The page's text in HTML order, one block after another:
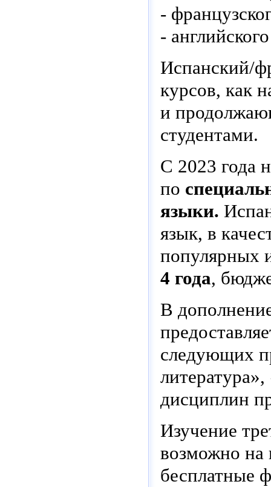
-
-
Испанский/
курсов, как
и
студентами.
С 2023 года
по
языки.
язык, в
популярных
4 года,
В
следующих
дисциплин
Изучение
возможно на
бесплатные